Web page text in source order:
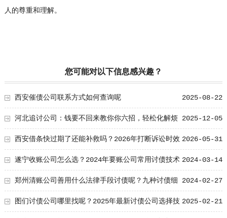
人的尊重和理解。
您可能对以下信息感兴趣？
2025-08-22
西安催债公司联系方式如何查询呢
2025-12-05
河北追讨公司：钱要不回来教你你六招，轻松化解烦
恼 2026-05-31
西安借条快过期了还能补救吗？2026年打断诉讼时效
的2个关键动作 2024-03-14
遂宁收账公司怎么选？2024年要账公司常用讨债技术
2024-02-27
郑州清账公司善用什么法律手段讨债呢？九种讨债细
节值得掌握！ 2025-02-21
图们讨债公司哪里找呢？2025年最新讨债公司选择技